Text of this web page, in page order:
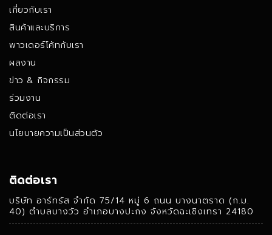
เกี่ยวกับเรา
สินค้าและบริการ
พาวเดอร์โค้ทกับเรา
ผลงาน
ข่าว & กิจกรรม
ร่วมงาน
ติดต่อเรา
นโยบายความเป็นส่วนตัว
ติดต่อเรา
บริษัท อาร์ทรัส จํากัด 75/14 หมู่ 6 ถนน บางนาตราด (ก.ม.
40) ตําบลบางวัว อําเภอบางปะกง จังหวัดฉะเชิงเทรา 24180